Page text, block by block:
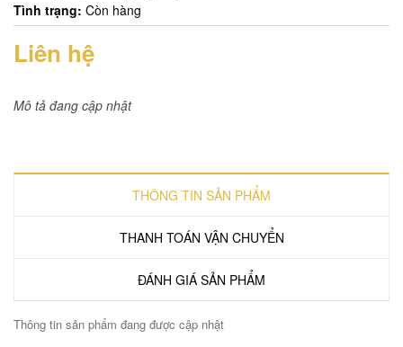
Tình trạng: Còn hàng
Liên hệ
Mô tả đang cập nhật
THÔNG TIN SẢN PHẨM
THANH TOÁN VẬN CHUYỂN
ĐÁNH GIÁ SẢN PHẨM
Thông tin sản phẩm đang được cập nhật